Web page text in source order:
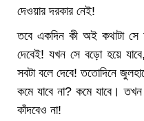
দেওয়ার দরকার নেই!
তবে একদিন কী অই কথাটা সে
দেবেই! যখন সে বড়ো হয়ে
সবটা বলে দেবে! ততোদিনে
কমে যাবে না? কমে যাবে।
কাঁদবেও না!